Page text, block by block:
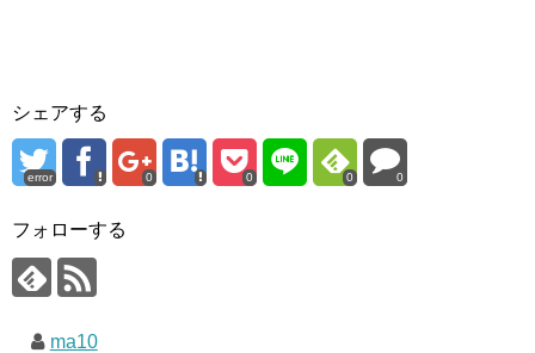
シェアする
error 0 0 0 0
フォローする
ma10